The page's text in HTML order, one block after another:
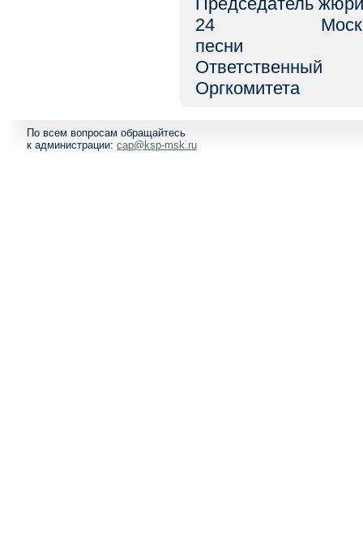
24
песни
По всем вопросам обращайтесь
к администрации: cap@ksp-msk.ru